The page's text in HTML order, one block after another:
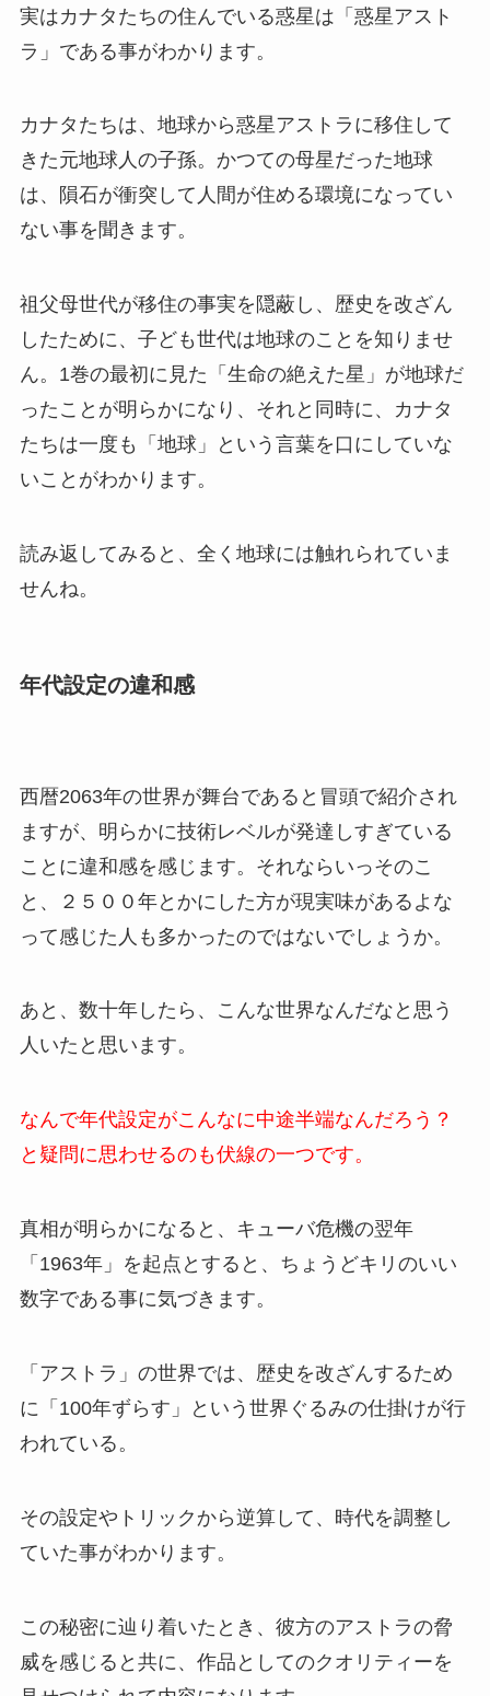
実はカナタたちの住んでいる惑星は「惑星アスト
ラ」である事がわかります。
カナタたちは、地球から惑星アストラに移住して
きた元地球人の子孫。かつての母星だった地球
は、隕石が衝突して人間が住める環境になってい
ない事を聞きます。
祖父母世代が移住の事実を隠蔽し、歴史を改ざん
したために、子ども世代は地球のことを知りませ
ん。1巻の最初に見た「生命の絶えた星」が地球だ
ったことが明らかになり、それと同時に、カナタ
たちは一度も「地球」という言葉を口にしていな
いことがわかります。
読み返してみると、全く地球には触れられていま
せんね。
年代設定の違和感
西暦2063年の世界が舞台であると冒頭で紹介され
ますが、明らかに技術レベルが発達しすぎている
ことに違和感を感じます。それならいっそのこ
と、２５００年とかにした方が現実味があるよな
って感じた人も多かったのではないでしょうか。
あと、数十年したら、こんな世界なんだなと思う
人いたと思います。
なんで年代設定がこんなに中途半端なんだろう？
と疑問に思わせるのも伏線の一つです。
真相が明らかになると、キューバ危機の翌年
「1963年」を起点とすると、ちょうどキリのいい
数字である事に気づきます。
「アストラ」の世界では、歴史を改ざんするため
に「100年ずらす」という世界ぐるみの仕掛けが行
われている。
その設定やトリックから逆算して、時代を調整し
ていた事がわかります。
この秘密に辿り着いたとき、彼方のアストラの脅
威を感じると共に、作品としてのクオリティーを